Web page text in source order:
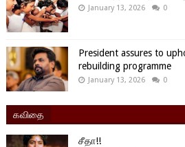
January 13, 2026 0
President assures to
rebuilding programme
January 13, 2026 0
கவிதை
சீதா!!